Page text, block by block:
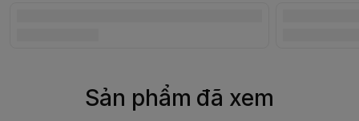
Sản phẩm đã xem